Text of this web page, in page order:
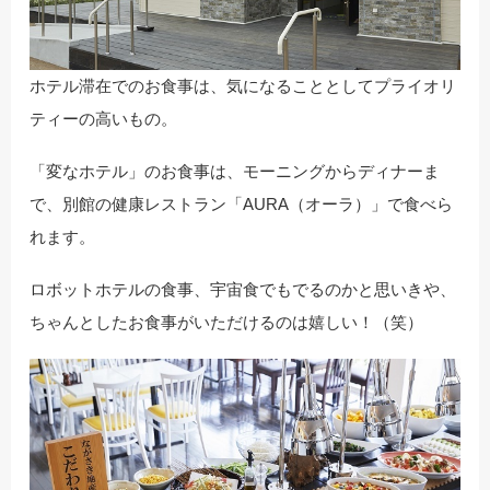
ホテル滞在でのお食事は、気になることとしてプライオリ
ティーの高いもの。
「変なホテル」のお食事は、モーニングからディナーま
で、別館の健康レストラン「AURA（オーラ）」で食べら
れます。
ロボットホテルの食事、宇宙食でもでるのかと思いきや、
ちゃんとしたお食事がいただけるのは嬉しい！（笑）